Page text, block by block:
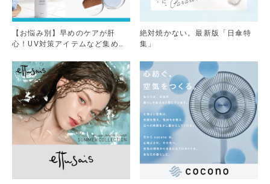
【お悩み別】早めのケアが肝
心！UV対策アイテムなど集めま
絶対焼かない。最新版「日傘特
集」